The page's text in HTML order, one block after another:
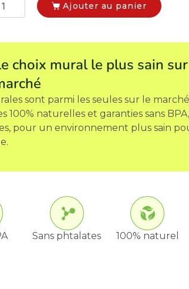
Ajouter au panier
choix mural le plus sain
sont parmi les seules sur le
100% naturelles et garanties sans
pour un environnement plus sain
Sans phtalates 100% naturel